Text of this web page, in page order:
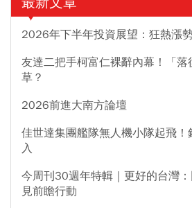
2026年下半年投資展望：狂熱漲
友達二把手柯富仁裸辭內幕！「落
草？
2026前進大南方論壇
佳世達集團艦隊無人機小隊起飛！
入
今周刊30週年特輯｜更好的台灣
見前瞻行動